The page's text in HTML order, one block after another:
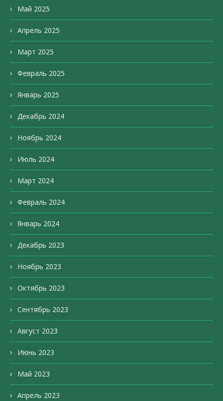
Май 2025
Апрель 2025
Март 2025
Февраль 2025
Январь 2025
Декабрь 2024
Ноябрь 2024
Июль 2024
Март 2024
Февраль 2024
Январь 2024
Декабрь 2023
Ноябрь 2023
Октябрь 2023
Сентябрь 2023
Август 2023
Июнь 2023
Май 2023
Апрель 2023